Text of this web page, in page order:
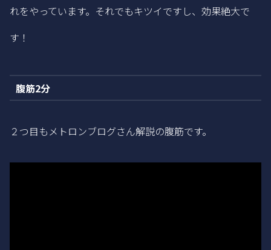
れをやっています。それでもキツイですし、効果絶大で
す！
腹筋2分
２つ目もメトロンブログさん解説の腹筋です。